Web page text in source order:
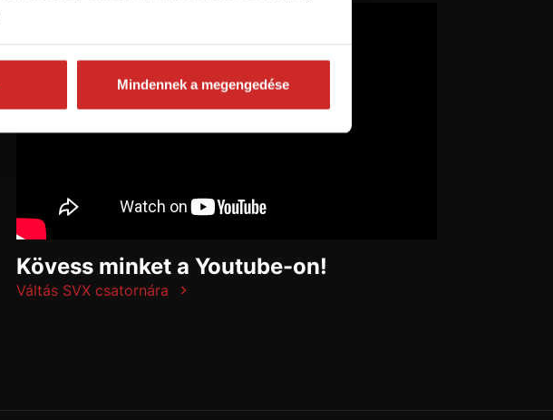
Mindennek a megengedése
Kövess minket a Youtube-on!
Váltás SVX csatornára